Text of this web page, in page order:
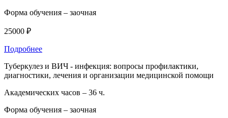
Форма обучения – заочная
25000 ₽
Подробнее
Туберкулез и ВИЧ - инфекция: вопросы профилактики,
диагностики, лечения и организации медицинской помощи
Академических часов – 36 ч.
Форма обучения – заочная